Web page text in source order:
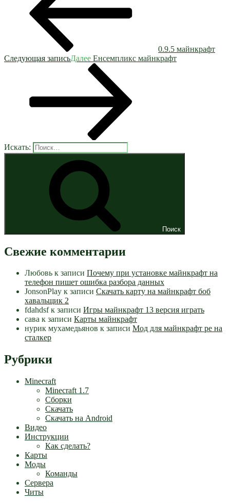
0.9.5 майнкрафт
Следующая записьДалее Енсемпликс майнкрафт
Искать:
Поиск
Свежие комментарии
Любовь к записи Почему при установке майнкрафт на
телефон пишет ошибка разбора данных
JonsonPlay к записи Скачать карту на майнкрафт боб
хавальщик 2
fdahdsfк записи Игры майнкрафт 13 версия играть
сава к записи Карты майнкрафт
нурик мухамедьянов к записи Мод для майнкрафт pe на
сталкер
Рубрики
Minecraft
Minecraft 1.7
Сборки
Скачать
Скачать на Android
Видео
Инструкции
Как сделать?
Карты
Моды
Команды
Сервера
Читы